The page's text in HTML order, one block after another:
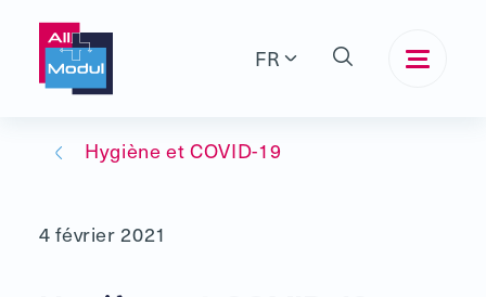
FR
Hygiène et COVID-19
4 février 2021